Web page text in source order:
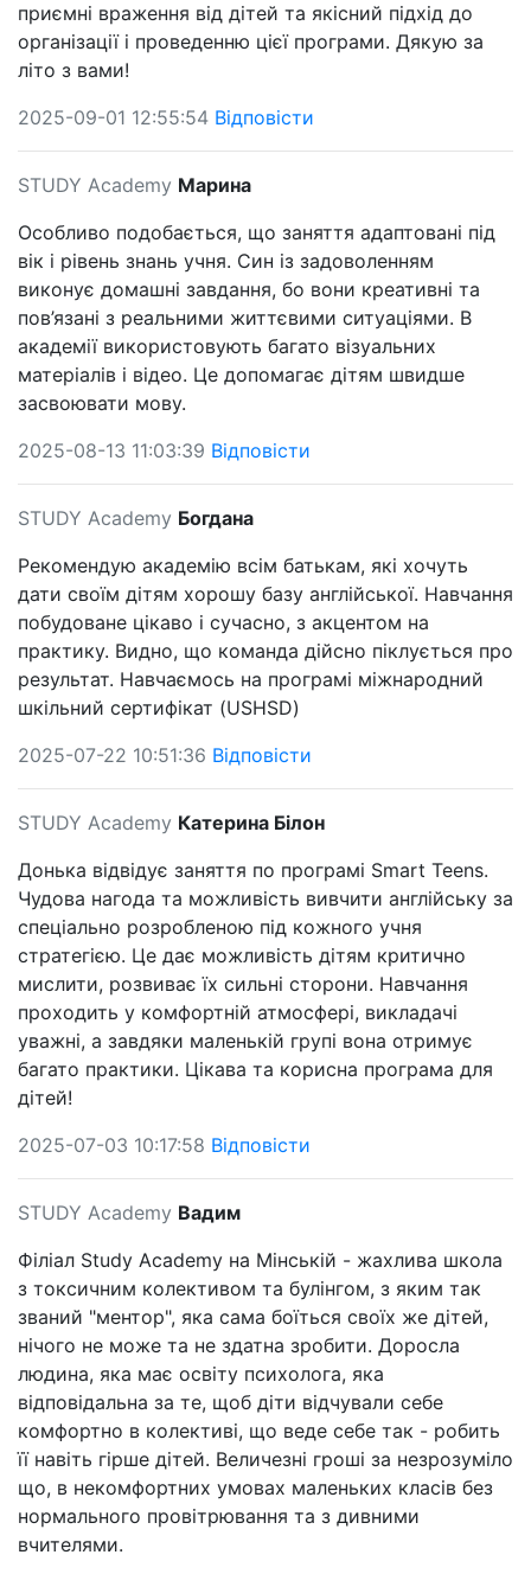
приємні враження від дітей та якісний підхід до
організації і проведенню цієї програми. Дякую за
літо з вами!
2025-09-01 12:55:54 Відповісти
STUDY Academy Марина
Особливо подобається, що заняття адаптовані під
вік і рівень знань учня. Син із задоволенням
виконує домашні завдання, бо вони креативні та
пов’язані з реальними життєвими ситуаціями. В
академії використовують багато візуальних
матеріалів і відео. Це допомагає дітям швидше
засвоювати мову.
2025-08-13 11:03:39 Відповісти
STUDY Academy Богдана
Рекомендую академію всім батькам, які хочуть
дати своїм дітям хорошу базу англійської. Навчання
побудоване цікаво і сучасно, з акцентом на
практику. Видно, що команда дійсно піклується про
результат. Навчаємось на програмі міжнародний
шкільний сертифікат (USHSD)
2025-07-22 10:51:36 Відповісти
STUDY Academy Катерина Білон
Донька відвідує заняття по програмі Smart Teens.
Чудова нагода та можливість вивчити англійську за
спеціально розробленою під кожного учня
стратегією. Це дає можливість дітям критично
мислити, розвиває їх сильні сторони. Навчання
проходить у комфортній атмосфері, викладачі
уважні, а завдяки маленькій групі вона отримує
багато практики. Цікава та корисна програма для
дітей!
2025-07-03 10:17:58 Відповісти
STUDY Academy Вадим
Філіал Study Academy на Мінській - жахлива школа
з токсичним колективом та булінгом, з яким так
званий "ментор", яка сама боїться своїх же дітей,
нічого не може та не здатна зробити. Доросла
людина, яка має освіту психолога, яка
відповідальна за те, щоб діти відчували себе
комфортно в колективі, що веде себе так - робить
її навіть гірше дітей. Величезні гроші за незрозуміло
що, в некомфортних умовах маленьких класів без
нормального провітрювання та з дивними
вчителями.